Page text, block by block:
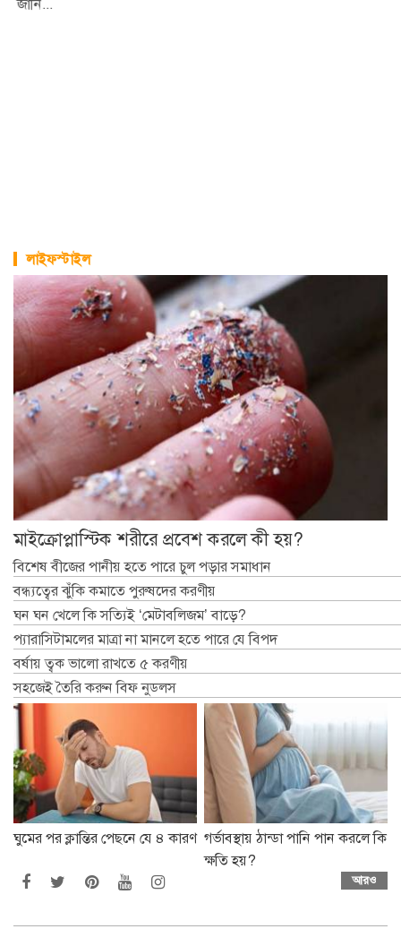
লাইফস্টাইল
মাইক্রোপ্লাস্টিক শরীরে প্রবেশ করলে কী হয়?
বিশেষ বীজের পানীয় হতে পারে চুল পড়ার সমাধান
বন্ধ্যত্বের ঝুঁকি কমাতে পুরুষদের করণীয়
ঘন ঘন খেলে কি সত্যিই ‘মেটাবলিজম’ বাড়ে?
প্যারাসিটামলের মাত্রা না মানলে হতে পারে যে বিপদ
বর্ষায় ত্বক ভালো রাখতে ৫ করণীয়
সহজেই তৈরি করুন বিফ নুডলস
ঘুমের পর ক্লান্তির পেছনে যে ৪ কারণ গর্ভাবস্থায় ঠান্ডা পানি পান করলে কি
ক্ষতি হয়?
আরও